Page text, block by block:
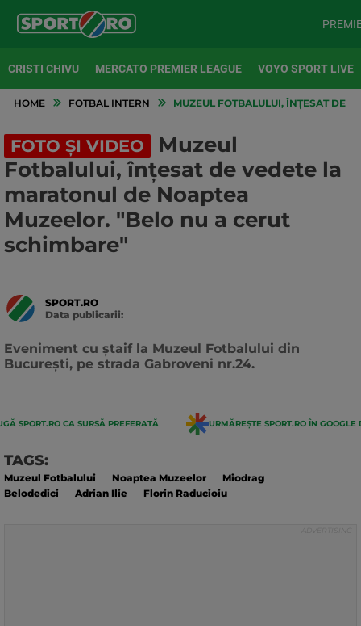
CRISTI CHIVU MERCATO PREMIER LEAGUE VOYO SPORT LIVE
HOME FOTBAL INTERN MUZEUL FOTBALULUI, ÎNȚESAT DE
FOTO ȘI VIDEO
Muzeul
Fotbalului, înțesat de vedete la
maratonul de Noaptea
Muzeelor. "Belo nu a cerut
schimbare"
SPORT.RO
Data publicarii:
Eveniment cu ștaif la Muzeul Fotbalului din
București, pe strada Gabroveni nr.24.
SPORT.RO CA SURSĂ PREFERATĂ URMĂREȘTE SPORT.RO ÎN GOOGLE
TAGS:
Muzeul Fotbalului Noaptea Muzeelor
Miodrag
Belodedici
Adrian Ilie Florin Raducioiu